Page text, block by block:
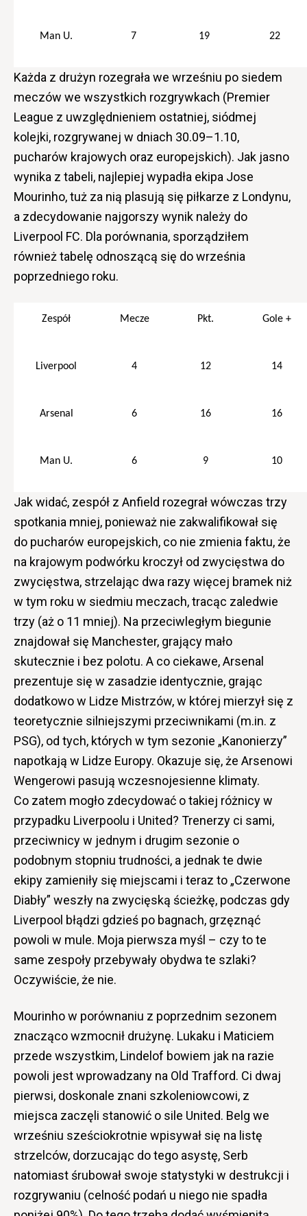
Man U. 7 19 22
Każda z drużyn rozegrała we wrześniu po siedem
meczów we wszystkich rozgrywkach (Premier
League z uwzględnieniem ostatniej, siódmej
kolejki, rozgrywanej w dniach 30.09–1.10,
pucharów krajowych oraz europejskich). Jak jasno
wynika z tabeli, najlepiej wypadła ekipa Jose
Mourinho, tuż za nią plasują się piłkarze z Londynu,
a zdecydowanie najgorszy wynik należy do
Liverpool FC. Dla porównania, sporządziłem
również tabelę odnoszącą się do września
poprzedniego roku.
Zespół Mecze Pkt. Gole +
Liverpool 4 12 14
Arsenal 6 16 16
Man U. 6 9 10
Jak widać, zespół z Anfield rozegrał wówczas trzy
spotkania mniej, ponieważ nie zakwalifikował się
do pucharów europejskich, co nie zmienia faktu, że
na krajowym podwórku kroczył od zwycięstwa do
zwycięstwa, strzelając dwa razy więcej bramek niż
w tym roku w siedmiu meczach, tracąc zaledwie
trzy (aż o 11 mniej). Na przeciwległym biegunie
znajdował się Manchester, grający mało
skutecznie i bez polotu. A co ciekawe, Arsenal
prezentuje się w zasadzie identycznie, grając
dodatkowo w Lidze Mistrzów, w której mierzył się z
teoretycznie silniejszymi przeciwnikami (m.in. z
PSG), od tych, których w tym sezonie „Kanonierzy”
napotkają w Lidze Europy. Okazuje się, że Arsenowi
Wengerowi pasują wczesnojesienne klimaty.
Co zatem mogło zdecydować o takiej różnicy w
przypadku Liverpoolu i United? Trenerzy ci sami,
przeciwnicy w jednym i drugim sezonie o
podobnym stopniu trudności, a jednak te dwie
ekipy zamieniły się miejscami i teraz to „Czerwone
Diabły” weszły na zwycięską ścieżkę, podczas gdy
Liverpool błądzi gdzieś po bagnach, grzęznąć
powoli w mule. Moja pierwsza myśl – czy to te
same zespoły przebywały obydwa te szlaki?
Oczywiście, że nie.
Mourinho w porównaniu z poprzednim sezonem
znacząco wzmocnił drużynę. Lukaku i Maticiem
przede wszystkim, Lindelof bowiem jak na razie
powoli jest wprowadzany na Old Trafford. Ci dwaj
pierwsi, doskonale znani szkoleniowcowi, z
miejsca zaczęli stanowić o sile United. Belg we
wrześniu sześciokrotnie wpisywał się na listę
strzelców, dorzucając do tego asystę, Serb
natomiast śrubował swoje statystyki w destrukcji i
rozgrywaniu (celność podań u niego nie spadła